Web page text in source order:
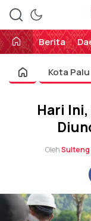
Berita
Kota Palu
Hari
OlehSulteng